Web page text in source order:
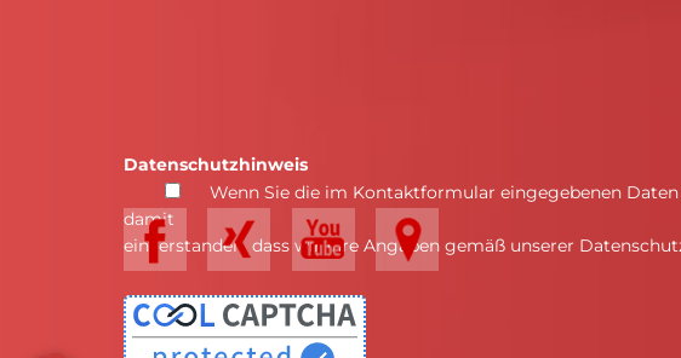
Datenschutzhinweis
Wenn Sie die im Kontaktformular eingegebenen
damit
einverstanden, dass wir Ihre Angaben gemäß unserer